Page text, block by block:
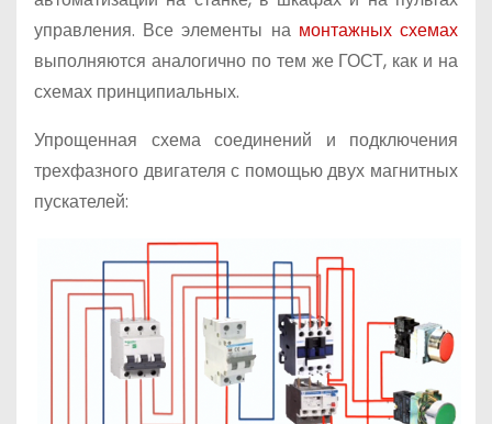
управления. Все элементы на монтажных схемах
выполняются аналогично по тем же ГОСТ, как и на
схемах принципиальных.
Упрощенная схема соединений и подключения
трехфазного двигателя с помощью двух магнитных
пускателей: